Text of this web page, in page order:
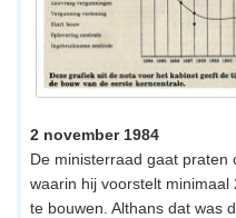
2 november 1984
De ministerraad gaat praten
waarin hij voorstelt
te bouwen. Althans dat was